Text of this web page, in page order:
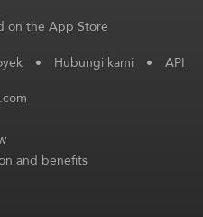
• Hubungi kami • API
and benefits